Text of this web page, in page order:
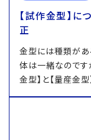
【試作金型】に
正
金型には種類があ
体は一緒なのです
金型】と【量産金